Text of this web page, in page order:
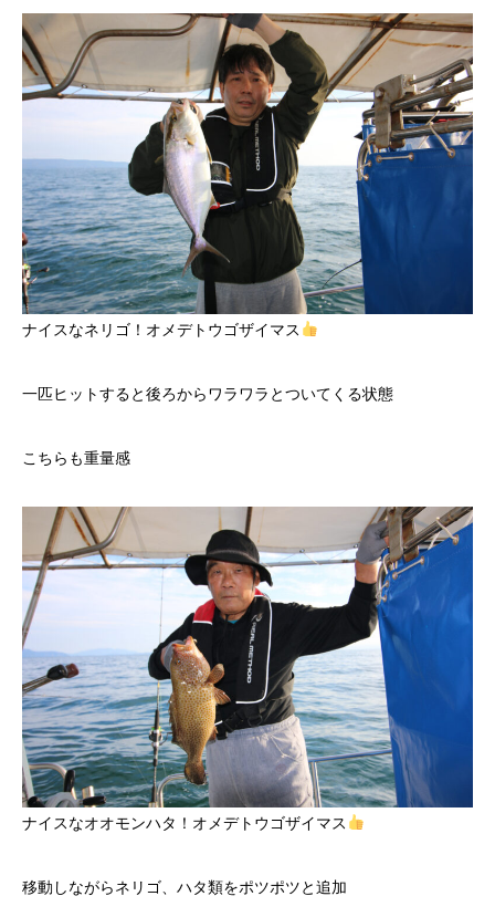
ナイスなネリゴ！オメデトウゴザイマス
一匹ヒットすると後ろからワラワラとついてくる状態
こちらも重量感
ナイスなオオモンハタ！オメデトウゴザイマス
移動しながらネリゴ、ハタ類をポツポツと追加